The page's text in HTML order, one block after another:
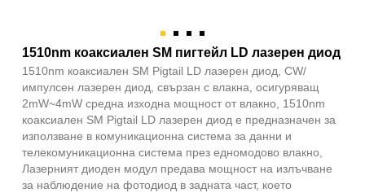
1510nm коаксиален SM пигтейл LD лазерен диод
1510nm коаксиален SM Pigtail LD лазерен диод, CW/
импулсен лазерен диод, свързан с влакна, осигуряващ
2mW~4mW средна изходна мощност от влакно, 1510nm
коаксиален SM Pigtail LD лазерен диод е предназначен за
използване в комуникационна система за данни и
телекомуникационна система през едномодово влакно,
Лазерният диоден модул предава мощност на излъчване
за наблюдение на фотодиод в задната част, което